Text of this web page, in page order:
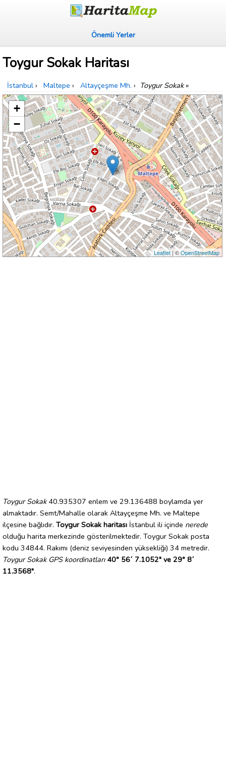
Önemli Yerler
Toygur Sokak Haritası
İstanbul › Maltepe › Altayçeşme Mh. › Toygur Sokak»
+
−
Leaflet| ©OpenStreetMap
Toygur Sokak40.935307 enlem ve 29.136488 boylamda yer
almaktadır. Semt/Mahalle olarak Altayçeşme Mh. ve Maltepe
ilçesine bağlıdır. Toygur Sokak haritası İstanbul ili içinde nerede
olduğu harita merkezinde gösterilmektedir. Toygur Sokak posta
kodu 34844. Rakımı (deniz seviyesinden yüksekliği) 34 metredir.
Toygur Sokak GPS koordinatları 40° 56´ 7.1052" ve 29° 8´
11.3568".